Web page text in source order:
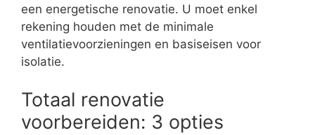
een energetische renovatie. U moet enkel
rekening houden met de minimale
ventilatievoorzieningen en basiseisen voor
isolatie.
Totaal renovatie
voorbereiden: 3 opties